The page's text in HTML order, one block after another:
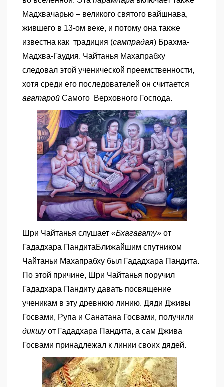
Мадхвачарью – великого святого вайшнава,
жившего в 13-ом веке, и потому она также
известна как традиция (сампрадая) Брахма-
Мадхва-Гаудия. Чайтанья Махапрабху
следовал этой ученической преемственности,
хотя среди его последователей он считается
аватарой Самого Верховного Господа.
Шри Чайтанья слушает «Бхагавату» от
Гададхара ПандитаБлижайшим спутником
Чайтаньи Махапрабху был Гададхара Пандита.
По этой причине, Шри Чайтанья поручил
Гададхара Пандиту давать посвящение
ученикам в эту древнюю линию. Дяди Дживы
Госвами, Рупа и Санатана Госвами, получили
дикшуот Гададхара Пандита, а сам Джива
Госвами принадлежал к линии своих дядей.